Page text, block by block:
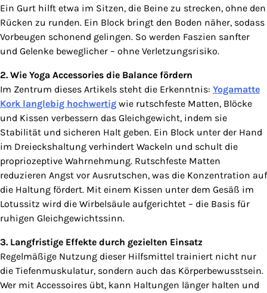
Ein Gurt hilft etwa im Sitzen, die Beine zu strecken, ohne den
Rücken zu runden. Ein Block bringt den Boden näher, sodass
Vorbeugen schonend gelingen. So werden Faszien sanfter
und Gelenke beweglicher – ohne Verletzungsrisiko.
2. Wie Yoga Accessories die Balance fördern
Im Zentrum dieses Artikels steht die Erkenntnis: Yogamatte
Kork langlebig hochwertig wie rutschfeste Matten, Blöcke
und Kissen verbessern das Gleichgewicht, indem sie
Stabilität und sicheren Halt geben. Ein Block unter der Hand
im Dreieckshaltung verhindert Wackeln und schult die
propriozeptive Wahrnehmung. Rutschfeste Matten
reduzieren Angst vor Ausrutschen, was die Konzentration auf
die Haltung fördert. Mit einem Kissen unter dem Gesäß im
Lotussitz wird die Wirbelsäule aufgerichtet – die Basis für
ruhigen Gleichgewichtssinn.
3. Langfristige Effekte durch gezielten Einsatz
Regelmäßige Nutzung dieser Hilfsmittel trainiert nicht nur
die Tiefenmuskulatur, sondern auch das Körperbewusstsein.
Wer mit Accessoires übt, kann Haltungen länger halten und